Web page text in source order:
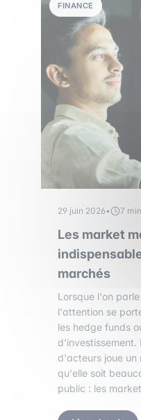
FINANCE
29 juin 2026• 7
Les market
marchés
Lorsque l'on
l'attention se
les hedge funds
d'acteurs joue un
qu'elle soit
public : les